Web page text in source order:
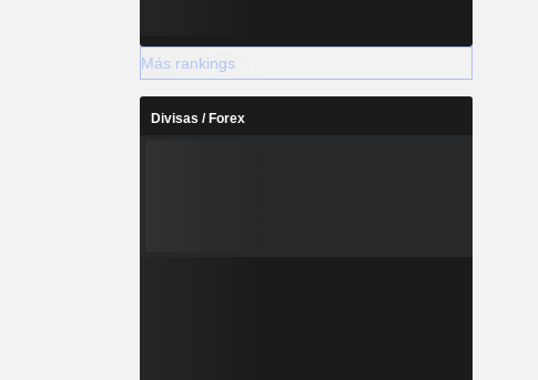
Más rankings
Divisas / Forex